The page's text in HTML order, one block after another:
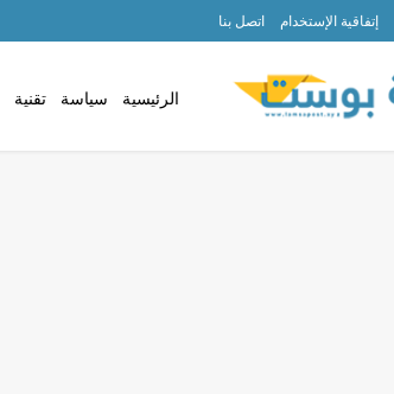
إتفاقية الإستخدام اتصل بنا
الرئيسية سياسة تقنية